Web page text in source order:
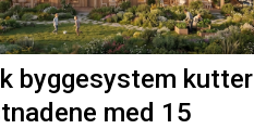
byggesystem kutter
med 15